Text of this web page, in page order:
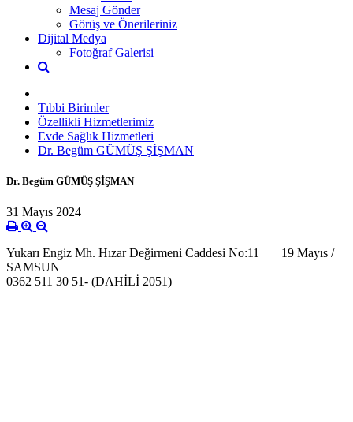
Mesaj Gönder
Görüş ve Önerileriniz
Dijital Medya
Fotoğraf Galerisi
Tıbbi Birimler
Özellikli Hizmetlerimiz
Evde Sağlık Hizmetleri
Dr. Begüm GÜMÜŞ ŞİŞMAN
Dr. Begüm GÜMÜŞ ŞİŞMAN
31 Mayıs 2024
Yukarı Engiz Mh. Hızar Değirmeni Caddesi No:11 19 Mayıs /
SAMSUN
0362 511 30 51- (DAHİLİ 2051)